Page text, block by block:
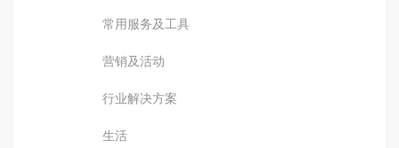
常用服务及工具
营销及活动
行业解决方案
生活